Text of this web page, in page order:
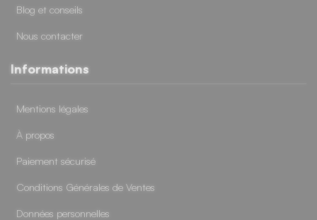
Blog et conseils
Nous contacter
Informations
Mentions légales
À propos
Paiement sécurisé
Conditions Générales de Ventes
Données personnelles